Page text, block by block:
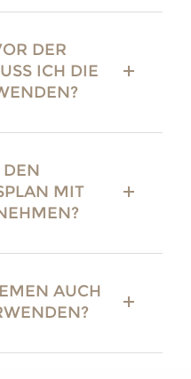
DER
ICH DIE
DEN
MIT
AUCH